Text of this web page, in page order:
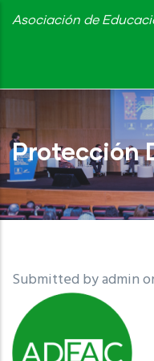
Skip
content
Asociación de
Protección
Submitted byadmin